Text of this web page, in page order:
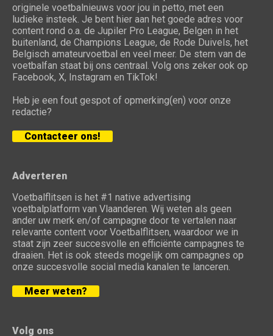
originele voetbalnieuws voor jou in petto, met een
ludieke insteek. Je bent hier aan het goede adres voor
content rond o.a. de Jupiler Pro League, Belgen in het
buitenland, de Champions League, de Rode Duivels, het
Belgisch amateurvoetbal en veel meer. De stem van de
voetbalfan staat bij ons centraal. Volg ons zeker ook op
Facebook, X, Instagram en TikTok!
Heb je een fout gespot of opmerking(en) voor onze
redactie?
Contacteer ons!
Adverteren
Voetbalflitsen is het #1 native advertising
voetbalplatform van Vlaanderen. Wij weten als geen
ander uw merk en/of campagne door te vertalen naar
relevante content voor Voetbalflitsen, waardoor we in
staat zijn zeer succesvolle en efficiënte campagnes te
draaien. Het is ook steeds mogelijk om campagnes op
onze succesvolle social media kanalen te lanceren.
Meer weten?
Volg ons